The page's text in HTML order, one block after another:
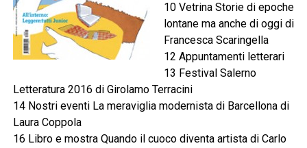
10 Vetrina Storie di epoche
lontane ma anche di oggi di
Francesca Scaringella
12 Appuntamenti letterari
13 Festival Salerno
Letteratura 2016 di Girolamo Terracini
14 Nostri eventi La meraviglia modernista di Barcellona di
Laura Coppola
16 Libro e mostra Quando il cuoco diventa artista di Carlo